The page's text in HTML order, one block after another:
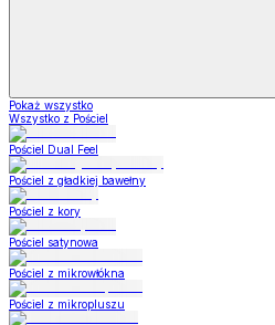
Pokaż wszystko
Wszystko z Pościel
Pościel Dual Feel
Pościel z gładkiej bawełny
Pościel z kory
Pościel satynowa
Pościel z mikrowłókna
Pościel z mikropluszu